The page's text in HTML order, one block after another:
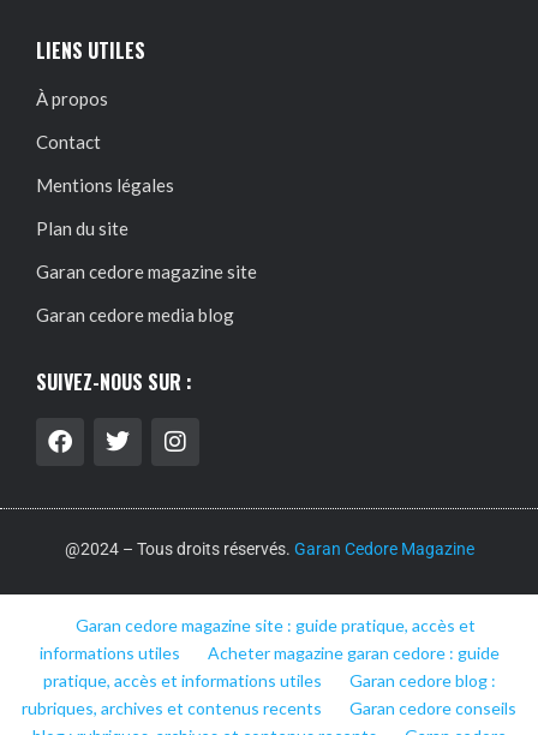
LIENS UTILES
À propos
Contact
Mentions légales
Plan du site
Garan cedore magazine site
Garan cedore media blog
SUIVEZ-NOUS SUR :
@2024 – Tous droits réservés. Garan Cedore Magazine
Garan cedore magazine site : guide pratique, accès et
informations utiles
Acheter magazine garan cedore : guide
pratique, accès et informations utiles
Garan cedore blog :
rubriques, archives et contenus recents
Garan cedore conseils